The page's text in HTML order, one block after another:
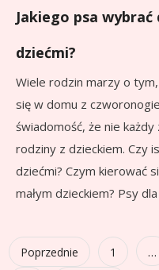
Jakiego psa wybrać
dziećmi?
Wiele rodzin marzy o
się w domu z
świadomość, że nie
rodziny z dzieckiem. Czy
dziećmi? Czym kierować
małym dzieckiem? Psy
Poprzednie 1 …